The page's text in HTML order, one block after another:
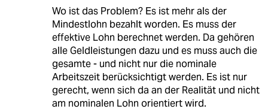
Wo ist das Problem? Es ist mehr als der
Mindestlohn bezahlt worden. Es muss der
effektive Lohn berechnet werden. Da gehören
alle Geldleistungen dazu und es muss auch die
gesamte - und nicht nur die nominale
Arbeitszeit berücksichtigt werden. Es ist nur
gerecht, wenn sich da an der Realität und nicht
am nominalen Lohn orientiert wird.